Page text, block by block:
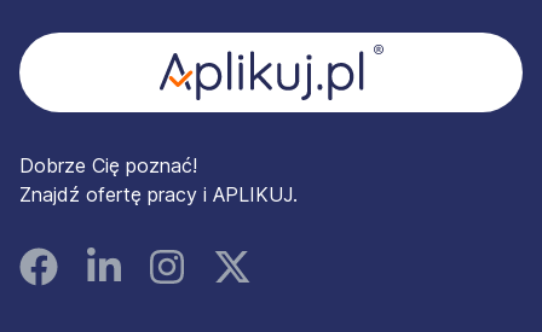
Dobrze Cię poznać!
Znajdź ofertę pracy i APLIKUJ.
FacebookLinked InInstagramInstagram